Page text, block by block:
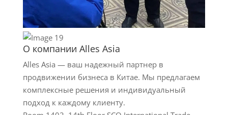
О компании Alles Asia
Alles Asia — ваш надежный партнер в
продвижении бизнеса в Китае. Мы предлагаем
комплексные решения и индивидуальный
подход к каждому клиенту.